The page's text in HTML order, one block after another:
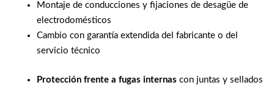
Montaje de conducciones y fijaciones de desagüe de
electrodomésticos
Cambio con garantía extendida del fabricante o del
servicio técnico
Protección frente a fugas internas con juntas y sellados